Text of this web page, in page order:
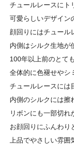
チュールレースにト
可愛らしいデザイン
顔回りにはチュール
内側はシルク生地が
100年以上前のとて
全体的に色褪せやシ
チュールレースには
内側のシルクには擦
リボンにも一部切れ
お顔回りにふんわり
上品でやさしい雰囲